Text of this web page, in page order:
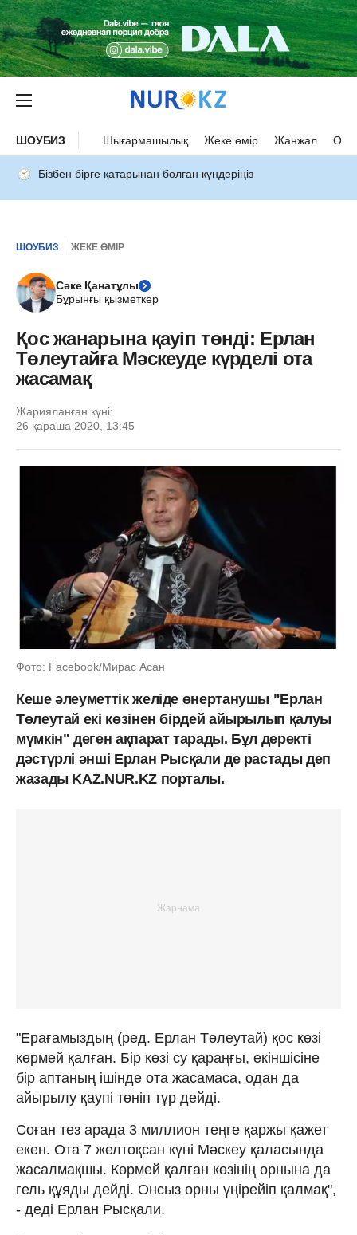
ШОУБИЗ Шығармашылық Жеке өмір Жанжал
Бізбен бірге қатарынан болған күндеріңіз
ШОУБИЗ ЖЕКЕ ӨМІР
Сәке Қанатұлы
Бұрынғы қызметкер
Қос жанарына қауіп төнді: Ерлан
Төлеутайға Мәскеуде күрделі ота
жасамақ
Жарияланған күні:
26 қараша 2020, 13:45
Фото: Facebook/Мирас Асан
Кеше әлеуметтік желіде өнертанушы "Ерлан
Төлеутай екі көзінен бірдей айырылып қалуы
мүмкін" деген ақпарат тарады. Бұл деректі
дәстүрлі әнші Ерлан Рысқали де растады деп
жазады KAZ.NUR.KZ порталы.
"Ерағамыздың (ред. Ерлан Төлеутай) қос көзі
көрмей қалған. Бір көзі су қараңғы, екіншісіне
бір аптаның ішінде ота жасамаса, одан да
айырылу қаупі төніп тұр дейді.
Соған тез арада 3 миллион теңге қаржы қажет
екен. Ота 7 желтоқсан күні Мәскеу қаласында
жасалмақшы. Көрмей қалған көзінің орнына да
гель құяды дейді. Онсыз орны үңірейіп қалмақ",
- деді Ерлан Рысқали.